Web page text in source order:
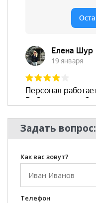
Задать вопрос:
Как вас зовут?
Телефон